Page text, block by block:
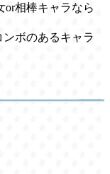
or相棒キャラなら
ボのあるキャラ